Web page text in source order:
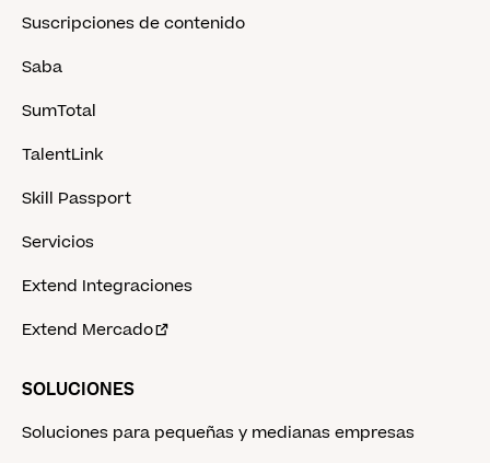
Suscripciones de contenido
Saba
SumTotal
TalentLink
Skill Passport
Servicios
Extend Integraciones
Extend Mercado
SOLUCIONES
Soluciones para pequeñas y medianas empresas